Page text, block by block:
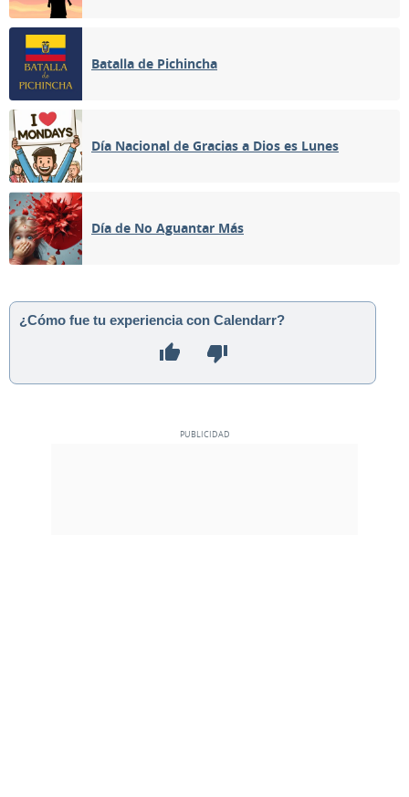
Batalla de Pichincha
Día Nacional de Gracias a Dios es Lunes
Día de No Aguantar Más
¿Cómo fue tu experiencia con Calendarr?